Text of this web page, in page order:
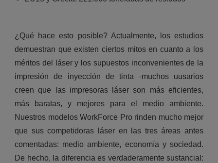
¿Qué hace esto posible? Actualmente, los estudios
demuestran que existen ciertos mitos en cuanto a los
méritos del láser y los supuestos inconvenientes de la
impresión de inyección de tinta -muchos uusarios
creen que las impresoras láser son más eficientes,
más baratas, y mejores para el medio ambiente.
Nuestros modelos WorkForce Pro rinden mucho mejor
que sus competidoras láser en las tres áreas antes
comentadas: medio ambiente, economía y sociedad.
De hecho, la diferencia es verdaderamente sustancial: